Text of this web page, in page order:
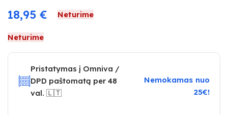
18,95 € Neturime
Neturime
Pristatymas į Omniva /
DPD paštomatą per 48
val. 🇱🇹
Nemokamas nuo
25€!